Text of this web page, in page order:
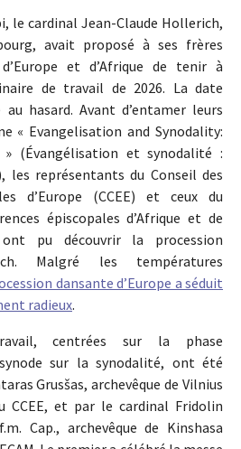
le cardinal Jean-Claude Hollerich,
avait proposé à ses frères
et d’Afrique de tenir à
de travail de 2026. La date
hasard. Avant d’entamer leurs
« Evangelisation and Synodality:
» (Évangélisation et synodalité :
les représentants du Conseil des
d’Europe (CCEE) et ceux du
épiscopales d’Afrique et de
ont pu découvrir la procession
Malgré les températures
dansante d’Europe a séduit
radieux.
centrées sur la phase
sur la synodalité, ont été
Grusšas, archevêque de Vilnius
CCEE, et par le cardinal Fridolin
Cap., archevêque de Kinshasa